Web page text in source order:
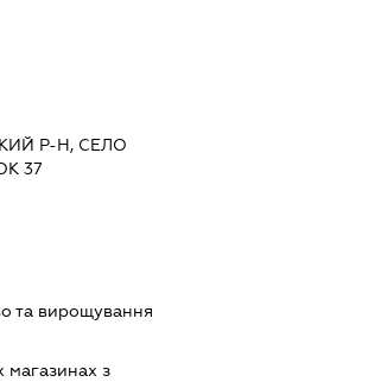
Р-Н, СЕЛО
37
та вирощування
магазинах з